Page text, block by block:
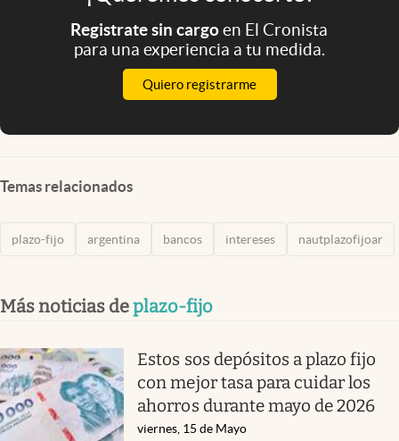
Registrate sin cargoen El Cronista
para una experiencia a tu medida.
Quiero registrarme
Temas relacionados
plazo-fijo argentina bancos intereses nautplazofijoar
Más noticias deplazo-fijo
Estos sos depósitos a plazo fijo
con mejor tasa para cuidar los
ahorros durante mayo de 2026
viernes, 15 de Mayo